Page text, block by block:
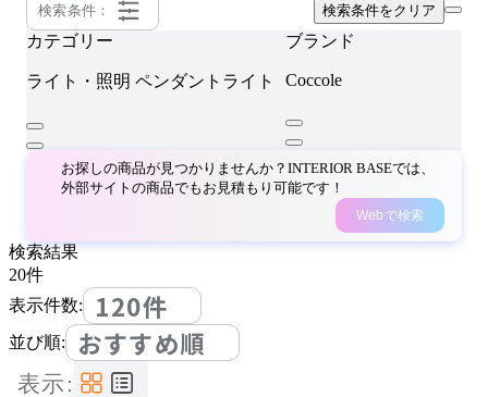
検索条件： 検索条件をクリア
カテゴリー
ライト・照明 ペンダントライト
ブランド
Coccole
お探しの商品が見つかりませんか？INTERIOR BASEでは、
外部サイトの商品でもお見積もり可能です！
Webで検索
検索結果
20件
表示件数:
120件
並び順: おすすめ順
表示: